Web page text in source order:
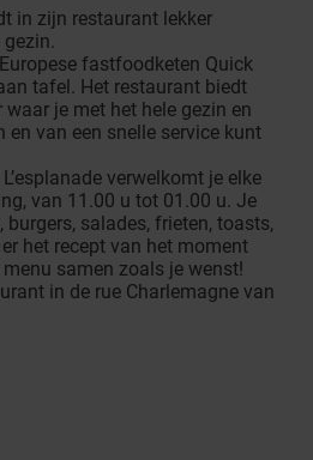
in zijn restaurant lekker
fastfoodketen Quick
tafel. Het restaurant biedt
je met het hele gezin en
en van een snelle service kunt
verwelkomt je elke
van 11.00 u tot 01.00 u. Je
salades, frieten, toasts,
het recept van het moment
samen zoals je wenst!
in de rue Charlemagne van